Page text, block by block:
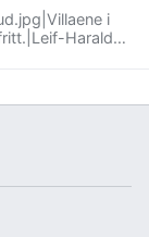
i
Harald